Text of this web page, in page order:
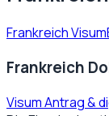
Frankreich Visum
Frankreich
Visum Antrag &